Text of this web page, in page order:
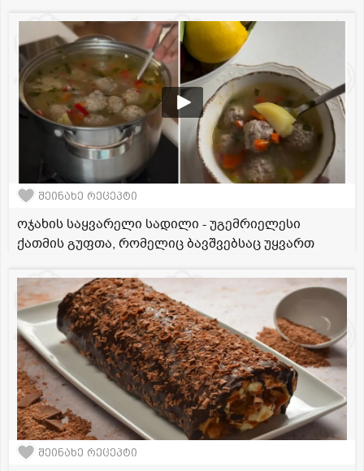
შეინახე რეცეპტი
ოჯახის საყვარელი სადილი - უგემრიელესი
ქათმის გუფთა, რომელიც ბავშვებსაც უყვართ
შეინახე რეცეპტი